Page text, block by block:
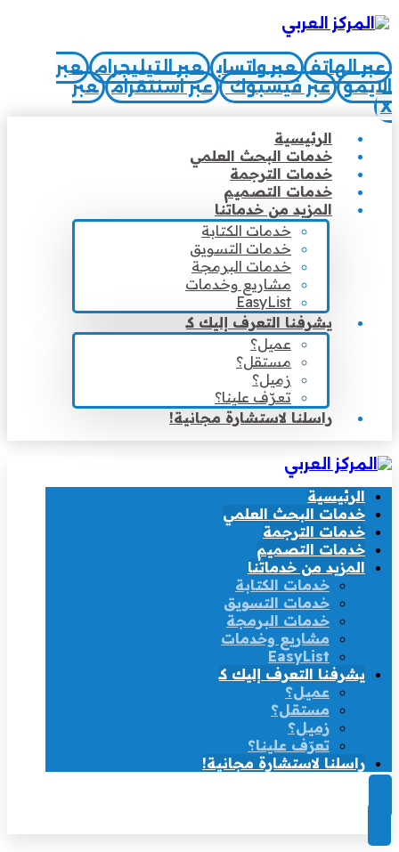
عبر الهاتف عبر واتساب عبر التيليجرام
عبر
الايمو
عبر فيسبوك عبر اسنتقرام
عبر
X
الرئيسية
خدمات البحث العلمي
خدمات الترجمة
خدمات التصميم
المزيد من خدماتنا
خدمات الكتابة
خدمات التسويق
خدمات البرمجة
مشاريع وخدمات
EasyList
يشرفنا التعرف إليك كـ
عميل؟
مستقل؟
زميل؟
تعرّف علينا؟
راسلنا لاستشارة مجانية!
الرئيسية
خدمات البحث العلمي
خدمات الترجمة
خدمات التصميم
المزيد من خدماتنا
خدمات الكتابة
خدمات التسويق
خدمات البرمجة
مشاريع وخدمات
EasyList
يشرفنا التعرف إليك كـ
عميل؟
مستقل؟
زميل؟
تعرّف علينا؟
راسلنا لاستشارة مجانية!